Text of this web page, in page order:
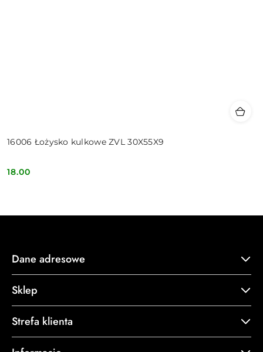
16006 Łożysko kulkowe ZVL 30X55X9
Cena:
18.00
Dane adresowe
Sklep
Strefa klienta